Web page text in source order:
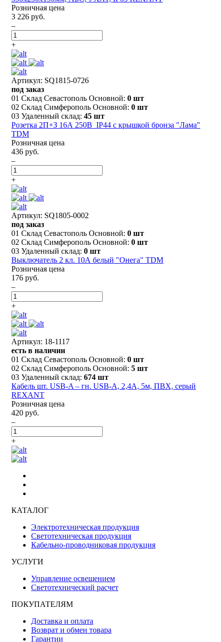
Розничная цена
3 226 руб.
–
+
Артикул: SQ1815-0726
под заказ
01 Склад Севастополь Основной: 0 шт
02 Склад Симферополь Основной: 0 шт
03 Удаленный склад: 45 шт
Розетка 2П+З 16А 250В IP44 с крышкой бронза "Лама"
TDM
Розничная цена
436 руб.
–
+
Артикул: SQ1805-0002
под заказ
01 Склад Севастополь Основной: 0 шт
02 Склад Симферополь Основной: 0 шт
03 Удаленный склад: 0 шт
Выключатель 2 кл. 10А белый "Онега" TDM
Розничная цена
176 руб.
–
+
Артикул: 18-1117
есть в наличии
01 Склад Севастополь Основной: 0 шт
02 Склад Симферополь Основной: 5 шт
03 Удаленный склад: 674 шт
Кабель шт. USB-A – гн. USB-A, 2,4А, 5м, ПВХ, серый
REXANT
Розничная цена
420 руб.
–
+
КАТАЛОГ
Электротехническая продукция
Светотехническая продукция
Кабельно-проводниковая продукция
УСЛУГИ
Управление освещением
Светотехнический расчет
ПОКУПАТЕЛЯМ
Доставка и оплата
Возврат и обмен товара
Гарантии